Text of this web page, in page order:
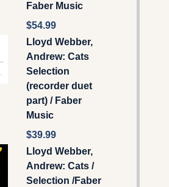
Faber Music
$54.99
Lloyd Webber,
Andrew: Cats
Selection
(recorder duet
part) / Faber
Music
$39.99
Lloyd Webber,
Andrew: Cats /
Selection /Faber